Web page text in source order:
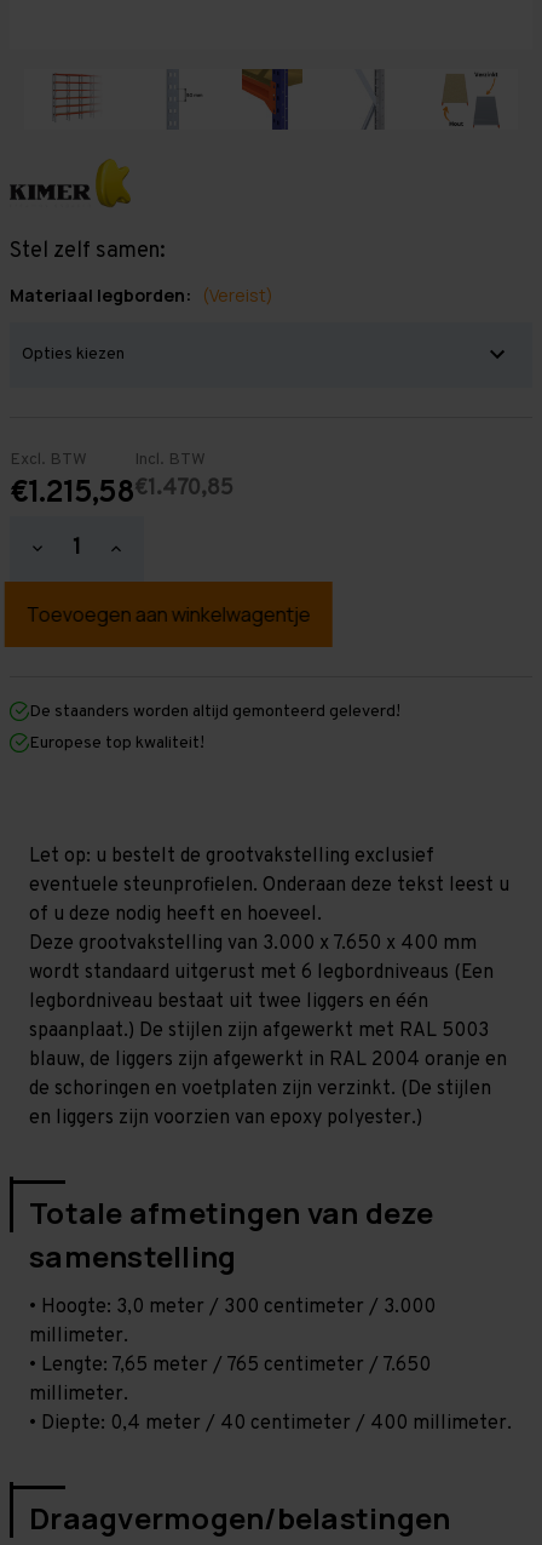
Stel zelf samen:
Materiaal legborden: (Vereist)
Excl. BTW
€1.215,58
Incl. BTW
€1.470,85
Hoeveelheid
verlagen
Grootvakstelling
mm
mm
x
400
niveaus
GALVA
Hoeveelheid
verhogen
Grootvakstelling
mm
mm
400
niveaus
GALVA
De staanders worden altijd gemonteerd geleverd!
Europese top kwaliteit!
Let op: u bestelt de grootvakstelling exclusief
eventuele steunprofielen. Onderaan deze tekst leest u
of u deze nodig heeft en hoeveel.
Deze grootvakstelling van 3.000 x 7.650 x 400 mm
wordt standaard uitgerust met 6 legbordniveaus (Een
legbordniveau bestaat uit twee liggers en één
spaanplaat.) De stijlen zijn afgewerkt met RAL 5003
blauw, de liggers zijn afgewerkt in RAL 2004 oranje en
de schoringen en voetplaten zijn verzinkt. (De stijlen
en liggers zijn voorzien van epoxy polyester.)
Totale afmetingen van deze
samenstelling
• Hoogte: 3,0 meter / 300 centimeter / 3.000
millimeter.
• Lengte: 7,65 meter / 765 centimeter / 7.650
millimeter.
• Diepte: 0,4 meter / 40 centimeter / 400 millimeter.
Draagvermogen/belastingen